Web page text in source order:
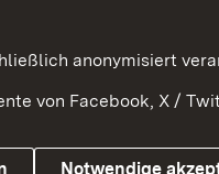
anonymisiert
von Facebook, X /
Notwendige